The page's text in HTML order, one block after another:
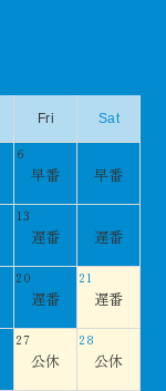
Fri Sat
6
早番 早番
13
遅番 遅番
20
遅番
21
遅番
27
公休
28
公休